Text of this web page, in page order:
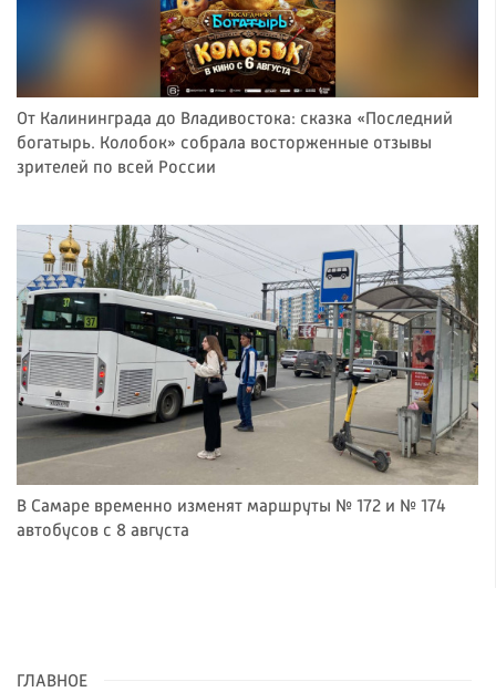
От Калининграда до Владивостока: сказка «Последний
богатырь. Колобок» собрала восторженные отзывы
зрителей по всей России
В Самаре временно изменят маршруты № 172 и № 174
автобусов с 8 августа
ГЛАВНОЕ